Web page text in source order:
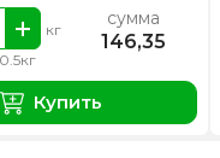
кг сумма
146,35
Купить